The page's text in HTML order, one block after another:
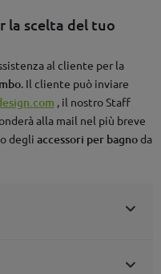
la scelta del tuo
al cliente per la
. Il cliente può inviare
, il nostro Staff
alla mail nel più breve
degli accessori per bagnoda